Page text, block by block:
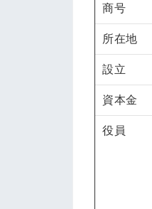
商号
所在地
設立
資本金
役員